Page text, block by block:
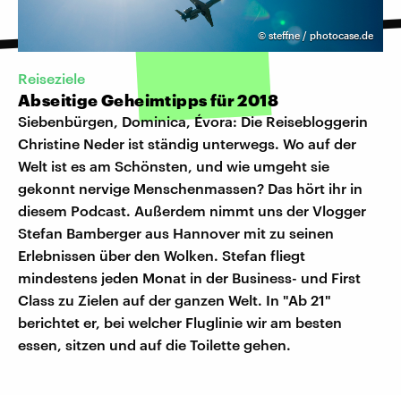
© steffne / photocase.de
Reiseziele
Abseitige Geheimtipps für 2018
Siebenbürgen, Dominica, Évora: Die Reisebloggerin
Christine Neder ist ständig unterwegs. Wo auf der
Welt ist es am Schönsten, und wie umgeht sie
gekonnt nervige Menschenmassen? Das hört ihr in
diesem Podcast. Außerdem nimmt uns der Vlogger
Stefan Bamberger aus Hannover mit zu seinen
Erlebnissen über den Wolken. Stefan fliegt
mindestens jeden Monat in der Business- und First
Class zu Zielen auf der ganzen Welt. In "Ab 21"
berichtet er, bei welcher Fluglinie wir am besten
essen, sitzen und auf die Toilette gehen.